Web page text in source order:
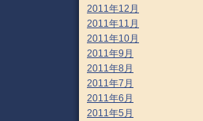
2011年12月
2011年11月
2011年10月
2011年9月
2011年8月
2011年7月
2011年6月
2011年5月